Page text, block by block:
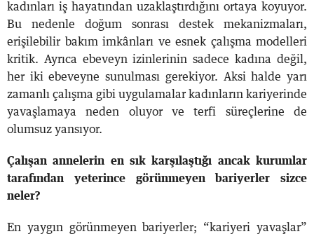
kadınları iş hayatından uzaklaştırdığını ortaya koyuyor.
Bu nedenle doğum sonrası destek mekanizmaları,
erişilebilir bakım imkânları ve esnek çalışma modelleri
kritik. Ayrıca ebeveyn izinlerinin sadece kadına değil,
her iki ebeveyne sunulması gerekiyor. Aksi halde yarı
zamanlı çalışma gibi uygulamalar kadınların kariyerinde
yavaşlamaya neden oluyor ve terfi süreçlerine de
olumsuz yansıyor.
Çalışan annelerin en sık karşılaştığı ancak kurumlar
tarafından yeterince görünmeyen bariyerler sizce
neler?
En yaygın görünmeyen bariyerler; “kariyeri yavaşlar”